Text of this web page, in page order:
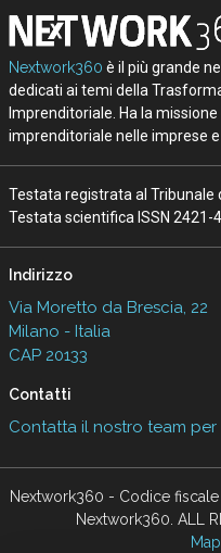
Nextwork360 è il più grande
dedicati ai temi della
Imprenditoriale. Ha la
imprenditoriale nelle imprese
Testata registrata al Tribunale
Testata scientifica ISSN 2421-
Indirizzo
Via Moretto da Brescia, 22
Milano - Italia
CAP 20133
Contatti
Contatta il nostro team
Nextwork360 - Codice
Nextwork360. ALL